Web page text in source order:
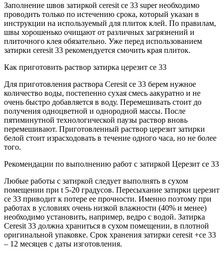
Заполнение швов затиркой ceresit се 33 super необходимо
проводить только по истечению срока, который указан в
инструкции на используемый для плиток клей. По правилам,
швы хорошенько очищают от различных загрязнений и
плиточного клея обязательно. Уже перед использованием
затирки ceresit 33 рекомендуется смочить края плиток.
Как приготовить раствор затирка церезит се 33
Для приготовления раствора Сeresit се 33 берем нужное
количество воды, постепенно сухая смесь аакуратно и не
очень быстро добавляется в воду. Перемешивать стоит до
получения одноцветной и однородной массы. После
пятиминутной технологической паузы раствор вновь
перемешивают. Приготовленный раствор церезит затирки
белой стоит израсходовать в течение одного часа, но не более
того.
Рекомендации по выполнению работ с затиркой Церезит се 33
Любые работы с затиркой следует выполнять в сухом
помещении при t 5-20 градусов. Пересыхание затирки церезит
се 33 приводит к потере ее прочности. Именно поэтому при
работах в условиях очень низкой влажности (40% и менее)
необходимо установить, например, ведро с водой. Затирка
Сeresit 33 должна храниться в сухом помещении, в плотной
оригинальной упаковке. Срок хранения затирки ceresit +се 33
– 12 месяцев с даты изготовления.